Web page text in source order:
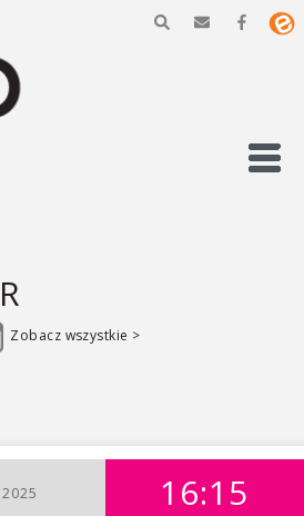
Zobacz wszystkie >
2025 16:15